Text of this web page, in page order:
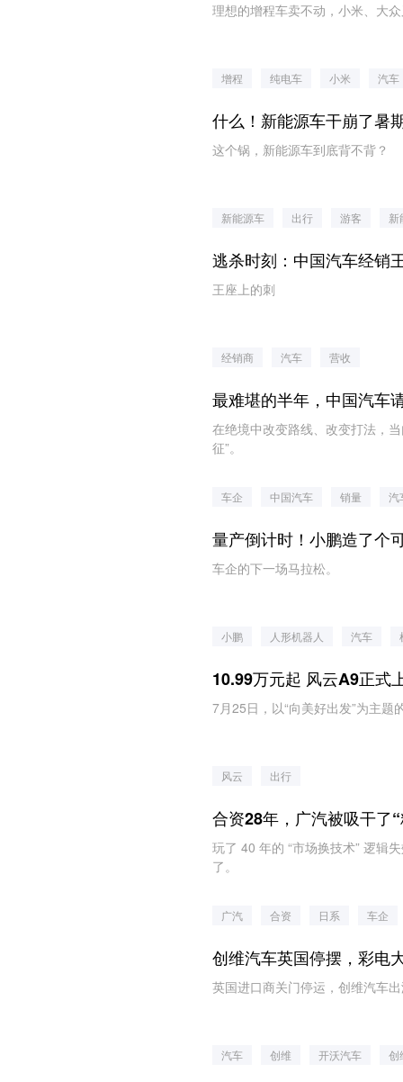
理想的增程车卖不动，小米、大
增程 纯电车 小米 汽车
什么！新能源车干崩了暑
这个锅，新能源车到底背不背？
新能源车 出行 游客 新
逃杀时刻：中国汽车经销
王座上的刺
经销商 汽车 营收
最难堪的半年，中国汽车
在绝境中改变路线、改变打法，
征”。
车企 中国汽车 销量 汽
量产倒计时！小鹏造了个
车企的下一场马拉松。
小鹏 人形机器人 汽车
7月25日，以“向美好出发”为主
风云 出行
合资28年，广汽被吸干了
玩了 40 年的 “市场换技术” 逻辑
了。
广汽 合资 日系 车企
创维汽车英国停摆，彩电
英国进口商关门停运，创维汽车
汽车 创维 开沃汽车 创